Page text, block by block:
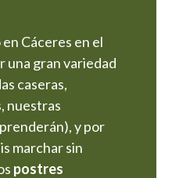
Cáceres en el
una gran variedad
caseras,
nuestras
y por
marchar sin
postres